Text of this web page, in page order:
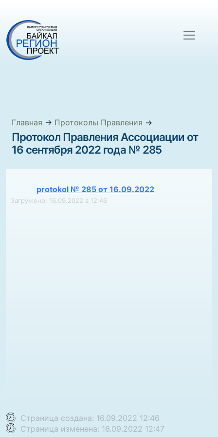
Главная → Протоколы Правления →
Протокол Правления Ассоциации от
16 сентября 2022 года № 285
protokol № 285 от 16.09.2022
Загружено: 16.09.2022 в 12:46
Страница создана: 16.09.2022 12:46
Страница изменена: 16.09.2022 12:47